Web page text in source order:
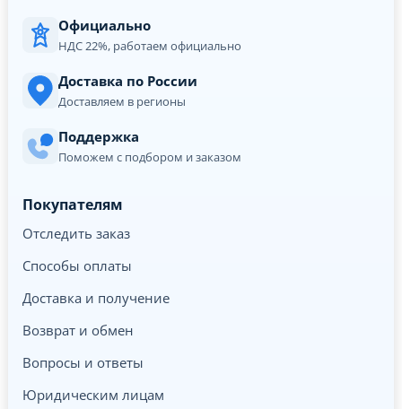
Официально
НДС 22%, работаем официально
Доставка по России
Доставляем в регионы
Поддержка
Поможем с подбором и заказом
Покупателям
Отследить заказ
Способы оплаты
Доставка и получение
Возврат и обмен
Вопросы и ответы
Юридическим лицам